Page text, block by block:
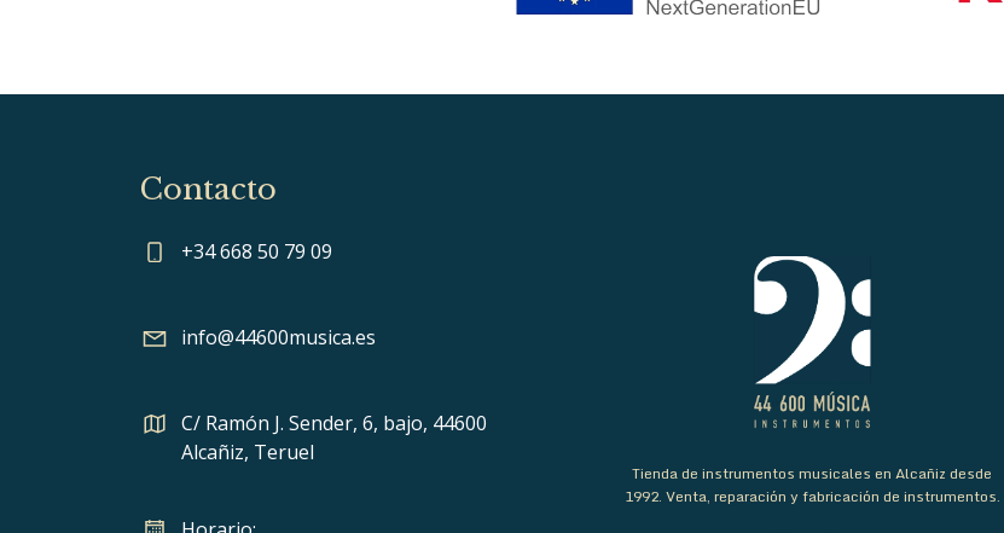
Contacto
+34 668 50 79 09
info@44600musica.es
C/ Ramón J. Sender, 6, bajo, 44600
Alcañiz, Teruel
Tienda de instrumentos musicales en Alcañiz desde
1992. Venta, reparación y fabricación de instrumentos.